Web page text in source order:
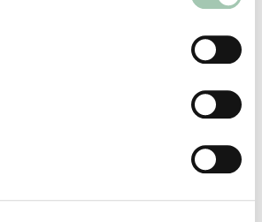
unique, personnalisé, 100% sur-